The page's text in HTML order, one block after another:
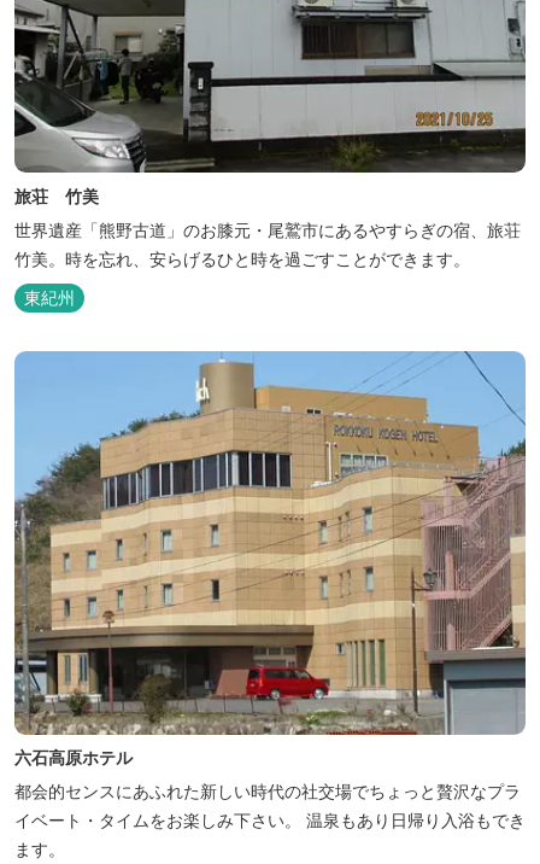
旅荘 竹美
世界遺産「熊野古道」のお膝元・尾鷲市にあるやすらぎの宿、旅荘
竹美。時を忘れ、安らげるひと時を過ごすことができます。
東紀州
六石高原ホテル
都会的センスにあふれた新しい時代の社交場でちょっと贅沢なプラ
イベート・タイムをお楽しみ下さい。 温泉もあり日帰り入浴もでき
ます。